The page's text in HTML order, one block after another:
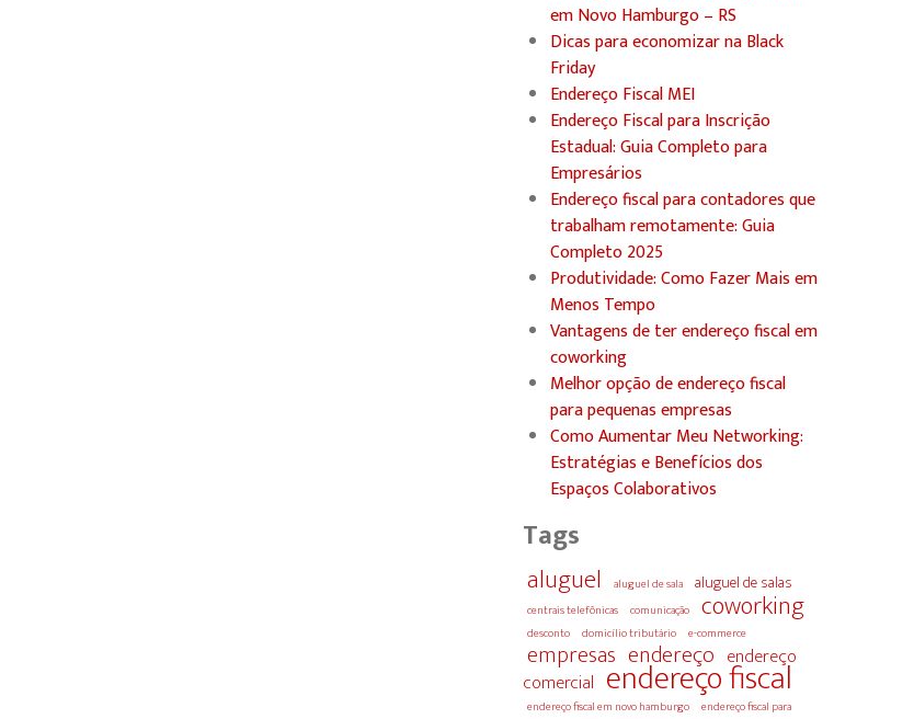
em Novo Hamburgo – RS
Dicas para economizar na Black
Friday
Endereço Fiscal MEI
Endereço Fiscal para Inscrição
Estadual: Guia Completo para
Empresários
Endereço fiscal para contadores que
trabalham remotamente: Guia
Completo 2025
Produtividade: Como Fazer Mais em
Menos Tempo
Vantagens de ter endereço fiscal em
coworking
Melhor opção de endereço fiscal
para pequenas empresas
Como Aumentar Meu Networking:
Estratégias e Benefícios dos
Espaços Colaborativos
Tags
aluguel aluguel de sala aluguel de salas
centrais telefônicas comunicação coworking
desconto domicílio tributário e-commerce
empresas endereço endereço
comercial endereço fiscal
endereço fiscal em novo hamburgo
endereço fiscal para